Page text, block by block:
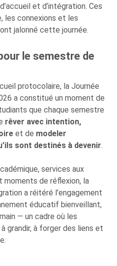
et d’intégration. Ces
les connexions et les
jalonné cette journée.
le semestre de
protocolaire, la Journée
a constitué un moment de
que chaque semestre
rêver avec intention,
et de modeler
sont destinés à devenir.
services aux
moments de réflexion, la
a réitéré l’engagement
éducatif bienveillant,
— un cadre où les
grandir, à forger des liens et